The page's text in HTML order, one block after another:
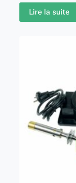
Lire la suite